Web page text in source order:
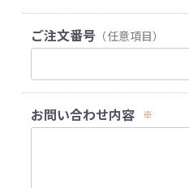
ご注文番号 （任意項目）
お問い合わせ内容 ※